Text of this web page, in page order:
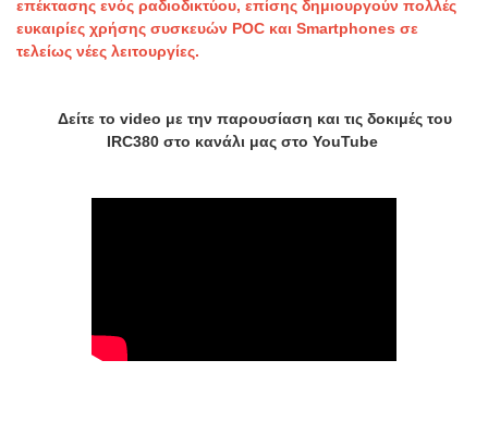
επέκτασης ενός ραδιοδικτύου, επίσης δημιουργούν πολλές
ευκαιρίες χρήσης συσκευών POC και Smartphones σε
τελείως νέες λειτουργίες.
Δείτε το video με την παρουσίαση και τις δοκιμές του
IRC380 στο κανάλι μας στο YouTube